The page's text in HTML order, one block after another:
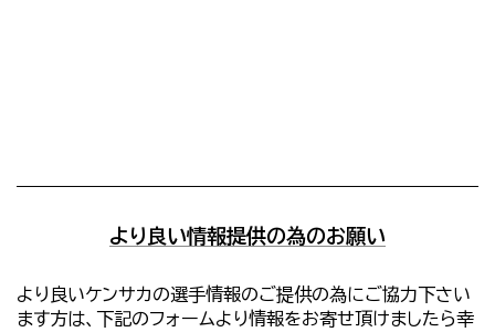
より良い情報提供の為のお願い
より良いケンサカの選手情報のご提供の為にご協力下さい
ます方は、下記のフォームより情報をお寄せ頂けましたら幸